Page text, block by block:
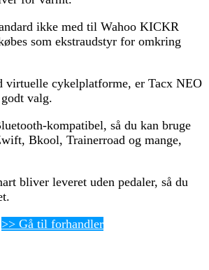
ikke med til Wahoo KICKR
som ekstraudstyr for omkring
virtuelle cykelplatforme, er Tacx NEO
valg.
kompatibel, så du kan bruge
Bkool, Trainerroad og mange,
bliver leveret uden pedaler, så du
>> Gå til forhandler